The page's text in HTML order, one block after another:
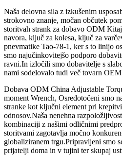
Naša delovna sila z izkušenim
strokovno znanje, močan občutek
storitvah strank za dobavo ODM
navora, ključ za kolesa, ključ za
pnevmatike Tao-78-1, ker s to linijo
smo najučinkovitejšo podporo
ravni.In izločili smo dobavitelje s
nami sodelovalo tudi več tovarn
Dobava ODM China Adjustable
moment Wrench, Osredotočeni smo
stranke kot ključni element pri
odnosov.Naša nenehna
kombinaciji z našimi odličnimi
storitvami zagotavlja močno
globaliziranem trgu.Pripravljeni smo
prijatelji doma in v tujini ter skupaj